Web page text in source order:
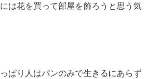
は花を買って部屋を飾ろうと思う気
ぱり人はパンのみで生きるにあらず